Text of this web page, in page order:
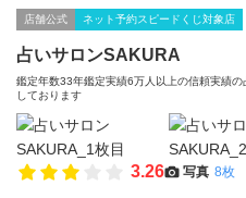
店舗公式 ネット予約スピードくじ対象店
占いサロンSAKURA
鑑定年数33年鑑定実績6万人以上の信頼実績
しております
3.26 写真 8枚